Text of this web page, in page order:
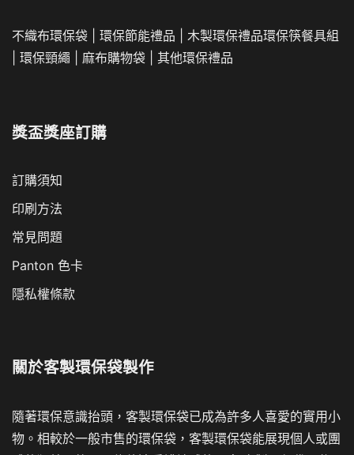
不織布環保袋 環保節能禮品 木製環保禮品環保筷餐具組
環保頸繩 麻布購物袋 其他環保禮品
獎盃獎座訂購
訂購須知
印刷方法
常見問題
Panton 色卡
隱私權條款
關於客製環保袋製作
隨著環保意識抬頭，客製環保袋已成為許多人喜愛的實用小
物。相較於一般市售的環保袋，客製環保袋能展現個人或團